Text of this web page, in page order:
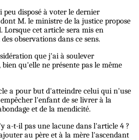
peu disposé à voter le dernier
M. le ministre de la justice propose
Lorsque cet article sera mis en
observations dans ce sens.
que j'ai à soulever
qu'elle ne présente pas le même
a pour but d'atteindre celui qui n'use
l'enfant de se livrer à la
et de la mendicité.
a-t-il pas une lacune dans l'article 4 ?
au père et à la mère l'ascendant